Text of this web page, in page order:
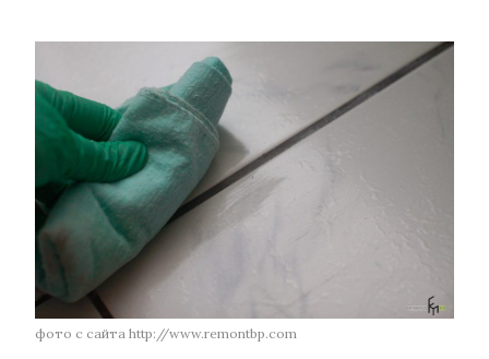
фото с сайта http://www.remontbp.com